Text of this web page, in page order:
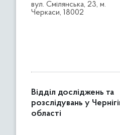
вул. Смілянська, 23, м.
Черкаси, 18002
Відділ досліджень та
розслідувань у
області